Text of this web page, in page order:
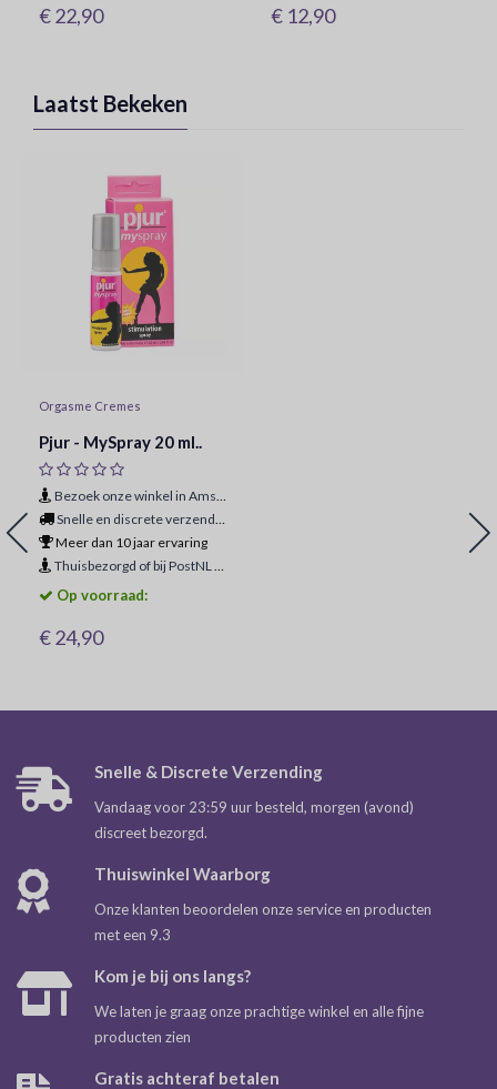
€ 22,90 € 12,90
Laatst Bekeken
Orgasme Cremes
Pjur - MySpray 20 ml..
Bezoek onze winkel in Amsterdam
Snelle en discrete verzending
Meer dan 10 jaar ervaring
Thuisbezorgd of bij PostNL ophaalpunt
Op voorraad:
€ 24,90
Snelle & Discrete Verzending
Vandaag voor 23:59 uur besteld, morgen (avond)
discreet bezorgd.
Thuiswinkel Waarborg
Onze klanten beoordelen onze service en producten
met een 9.3
Kom je bij ons langs?
We laten je graag onze prachtige winkel en alle fijne
producten zien
Gratis achteraf betalen